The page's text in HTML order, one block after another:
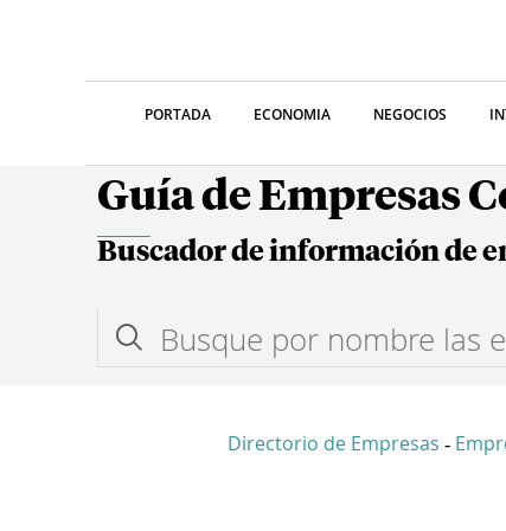
PORTADA ECONOMIA NEGOCIOS
Guía de Empresas
Buscador de información de
Directorio de Empresas -